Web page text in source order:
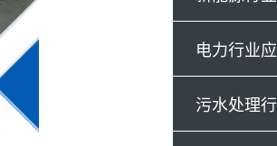
电力行业
污水处理